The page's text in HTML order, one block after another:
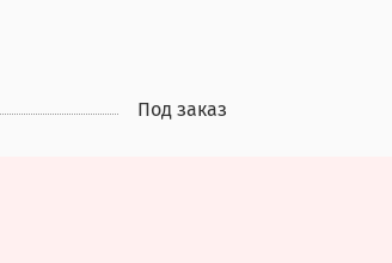
Под заказ